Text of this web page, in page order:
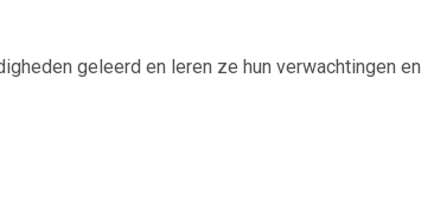
geleerd en leren ze hun verwachtingen en